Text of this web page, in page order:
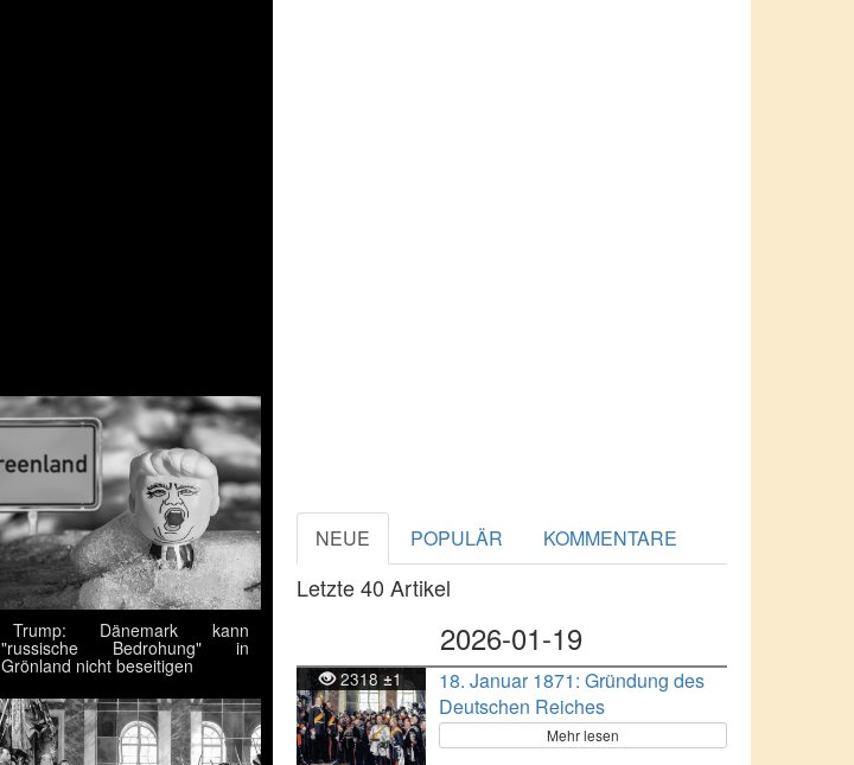
Trump: Dänemark kann
"russische Bedrohung" in
Grönland nicht beseitigen
NEUE POPULÄR KOMMENTARE
Letzte 40 Artikel
2026-01-19
2318±1
18. Januar 1871: Gründung des
Deutschen Reiches
Mehr lesen